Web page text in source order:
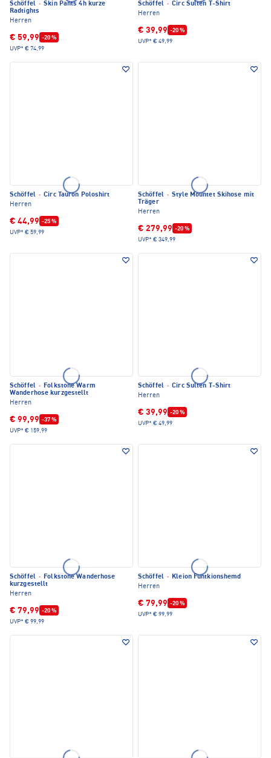
Schöffel · Skin Pants 4h kurze
Radtights
Herren
€ 59,99 -20 %
UVP* € 74,99
Schöffel · Circ Sulten T-Shirt
Herren
€ 39,99 -20 %
UVP* € 49,99
Schöffel · Circ Tauron Poloshirt
Herren
€ 44,99 -25 %
UVP* € 59,99
Schöffel · Style Mountet Skihose mit
Träger
Herren
€ 279,99 -20 %
UVP* € 349,99
Schöffel · Folkstone Warm
Wanderhose kurzgestellt
Herren
€ 99,99 -37 %
UVP* € 159,99
Schöffel · Circ Sulten T-Shirt
Herren
€ 39,99 -20 %
UVP* € 49,99
Schöffel · Folkstone Wanderhose
kurzgestellt
Herren
€ 79,99 -20 %
UVP* € 99,99
Schöffel · Kleion Funtkionshemd
Herren
€ 79,99 -20 %
UVP* € 99,99